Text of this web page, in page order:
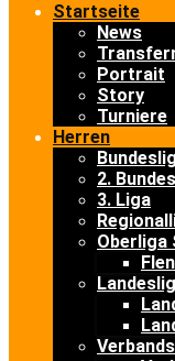
Startseite
News
Portrait
Story
Turniere
Herren
2.
3. Liga
Oberliga